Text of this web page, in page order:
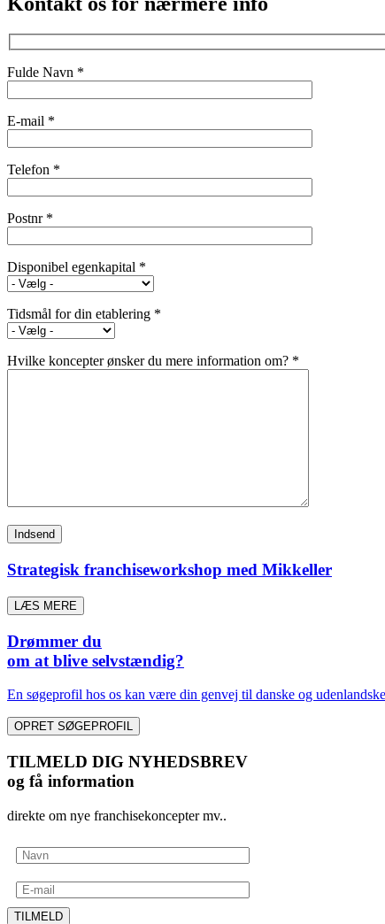
Fulde Navn *
E-mail *
Telefon *
Postnr *
Disponibel egenkapital *
Tidsmål for din etablering *
Hvilke koncepter ønsker du mere information om? *
Strategisk franchiseworkshop med Mikkeller
LÆS MERE
Drømmer du
om at blive selvstændig?
En søgeprofil hos os kan være din genvej til danske og
OPRET SØGEPROFIL
TILMELD DIG NYHEDSBREV
og få information
direkte om nye franchisekoncepter mv..
TILMELD